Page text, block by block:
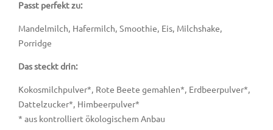
Passt perfekt zu:
Mandelmilch, Hafermilch, Smoothie, Eis, Milchshake,
Porridge
Das steckt drin:
Kokosmilchpulver*, Rote Beete gemahlen*, Erdbeerpulver*,
Dattelzucker*, Himbeerpulver*
* aus kontrolliert ökologischem Anbau